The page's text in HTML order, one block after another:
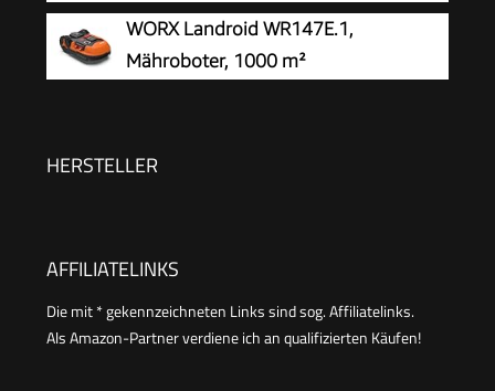
KI Vision
WORX Landroid WR147E.1,
Mähroboter, 1000 m²
HERSTELLER
AFFILIATELINKS
Die mit * gekennzeichneten Links sind sog. Affiliatelinks.
Als Amazon-Partner verdiene ich an qualifizierten Käufen!